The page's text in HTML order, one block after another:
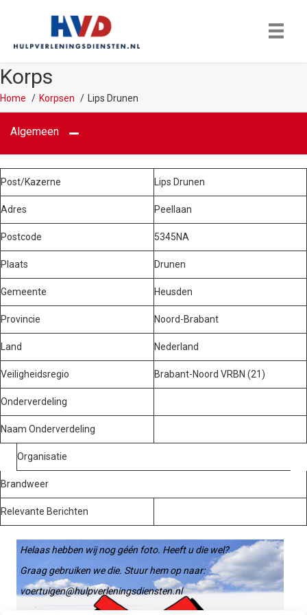
Korps
Home Korpsen Lips Drunen
Algemeen
Post/Kazerne Lips Drunen
Adres Peellaan
Postcode 5345NA
Plaats Drunen
Gemeente Heusden
Provincie Noord-Brabant
Land Nederland
Veiligheidsregio Brabant-Noord VRBN (21)
Onderverdeling
Naam Onderverdeling
Organisatie
Brandweer
Relevante Berichten
Helaas hebben wij nog géén foto. Heeft u die wel?
Graag gebruiken we die. Stuur hem op naar:
voertuigen@hulpverleningsdiensten.nl